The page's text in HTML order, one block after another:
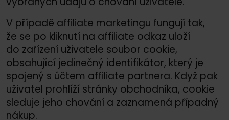
V případě affiliate marketingu fungují tak,
že se po kliknutí na affiliate odkaz uloží
do zařízení uživatele soubor cookie,
obsahující jedinečný identifikátor, který je
spojený s účtem affiliate partnera. Když pak
uživatel prohlíží stránky obchodníka, cookie
sleduje jeho chování a zaznamená případný
nákup.